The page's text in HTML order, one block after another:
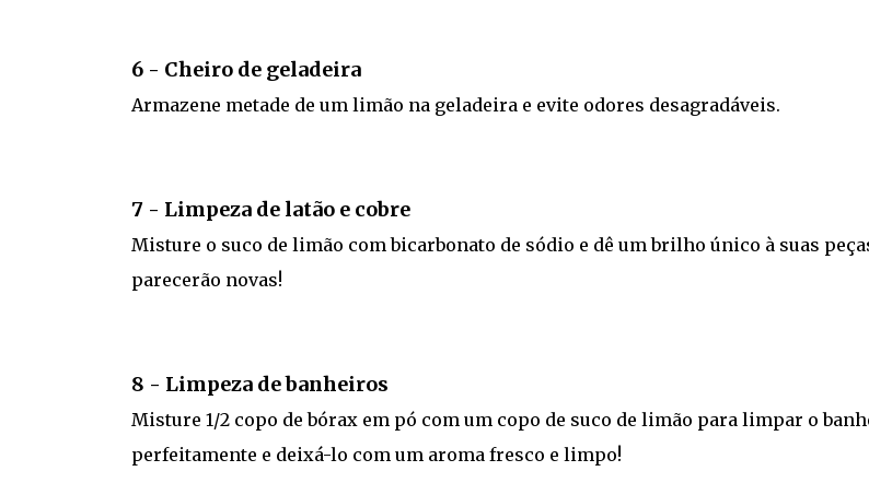
6 - Cheiro de geladeira
Armazene metade de um limão na geladeira e evite odores desagradáveis.
7 - Limpeza de latão e cobre
Misture o suco de limão com bicarbonato de sódio e dê um brilho único à suas
parecerão novas!
8 - Limpeza de banheiros
Misture 1/2 copo de bórax em pó com um copo de suco de limão para limpar o
perfeitamente e deixá-lo com um aroma fresco e limpo!